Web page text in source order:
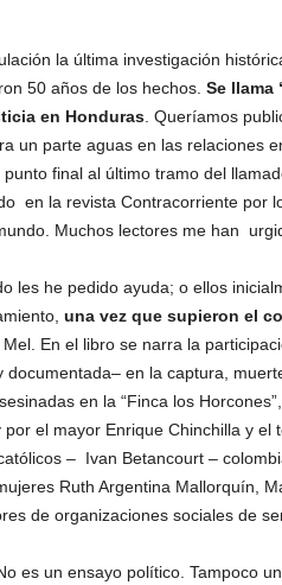
la última investigación
50 años de los hechos. Se llama
en Honduras. Queríamos
un parte aguas en las relaciones
final al último tramo del
en la revista Contracorriente por
Muchos lectores me han
les he pedido ayuda; o ellos
una vez que supieron el
En el libro se narra la
documentada– en la captura,
en la “Finca los
el mayor Enrique Chinchilla y el
– Ivan Betancourt –
Ruth Argentina Mallorquín,
de organizaciones sociales de
es un ensayo político. Tampoco